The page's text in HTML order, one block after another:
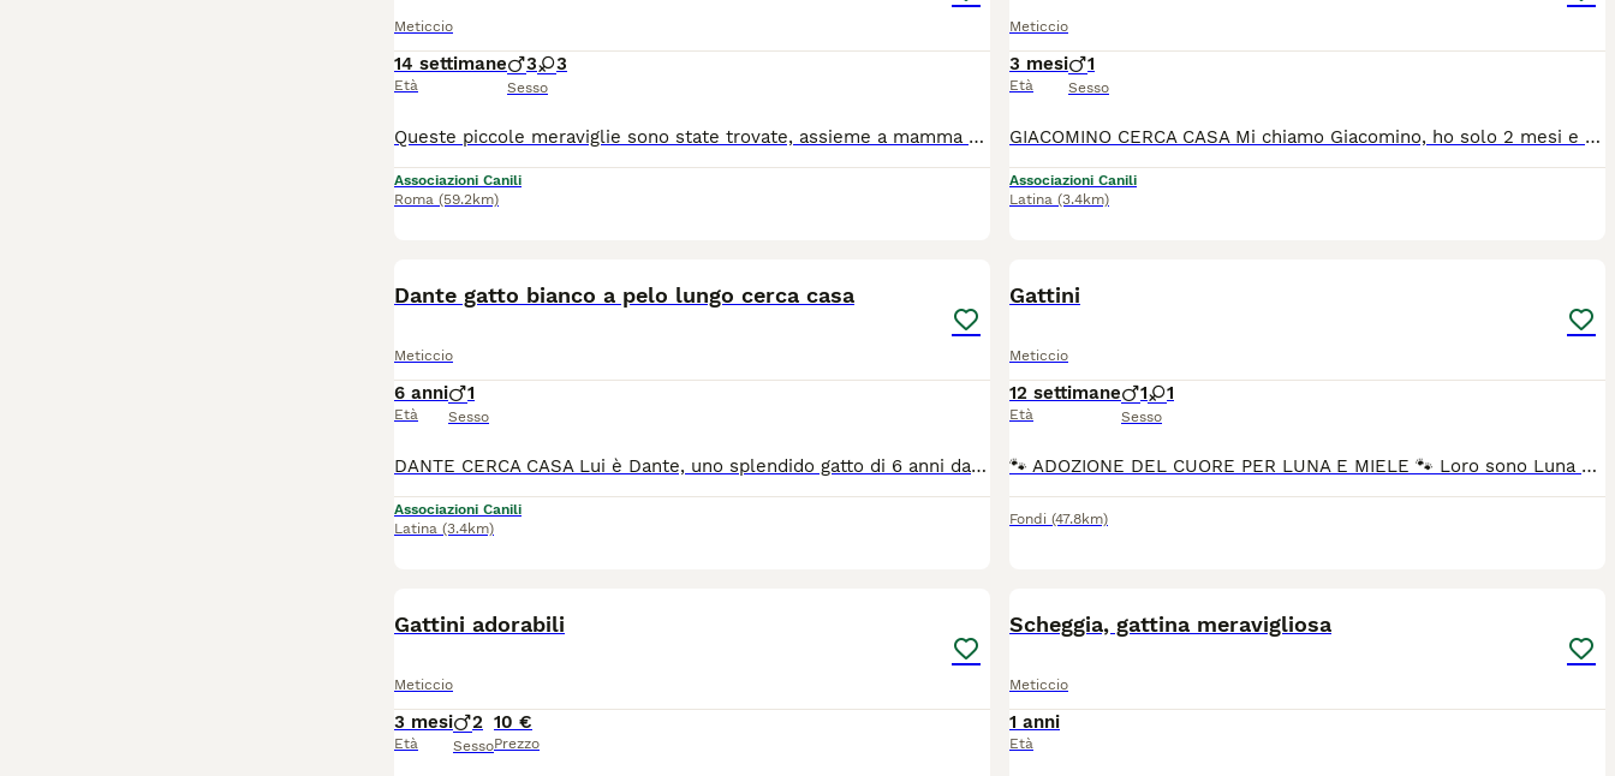
Meticcio
14 settimane
Età
3 3
Sesso
Queste piccole meraviglie sono state trovate, assieme a mamma gatta, nel giardino di un casolare. Sono bellissimi, ora hanno circa 45 giorni e sono pronti per una nuova vita. Cerchiamo persone amorevoli disposte ad adottarli ed a ricambiare il loro amore! Si trovano a Roma Nord. Obbligo sterilizzazione. Per informazioni contattare Lucia 335 5247361
Associazioni Canili
Roma (59.2km)
Meticcio
3 mesi
Età
1
Sesso
GIACOMINO CERCA CASA Mi chiamo Giacomino, ho solo 2 mesi e un carattere meraviglioso. Sono dolce, coccolone, giocherellone e adoro stare in compagnia. Le mie fusa sono sempre pronte per chi saprà conquistare il mio cuoricino. Cerco una famiglia che mi ami per sempre e una casa sicura dove crescere felice. Si trova a Latina (Lazio) Per tutte le informazioni che riguardano Giacomino e la sua adozione, potrai scriverci al 3518504528 Associazione oltre i confini di specie Odv
Associazioni Canili
Latina (3.4km)
Dante gatto bianco a pelo lungo cerca casa
Meticcio
6 anni
Età
1
Sesso
DANTE CERCA CASA Lui è Dante, uno splendido gatto di 6 anni dal meraviglioso pelo lungo e bianco. È un micio dolcissimo, affettuoso e buono con tutti. Ama le coccole, la compagnia e i momenti di tranquillità accanto alle persone che ama Dante sogna una famiglia che gli regali amore, attenzioni e una casa sicura dove essere finalmente felice per sempre. Si trova a Latina (Lazio) Se pensi di poter aprire il tuo cuore a questo magnifico gatto o vuoi maggiori informazioni, manda un messaggio al 3518504528 Associazione oltre i confini di specie Odv
Associazioni Canili
Latina (3.4km)
Gattini
Meticcio
12 settimane
Età
1 1
Sesso
🐾 ADOZIONE DEL CUORE PER LUNA E MIELE 🐾 Loro sono Luna e Miele, una dolcissima coppia di fratellino e sorellina che sta cercando una famiglia pronta ad amarli per sempre. ❤️ 🌙 Luna è la tenera micina bianca e nera, curiosa e dolce. 🍯 Miele è il fratellino color crema, un piccolo batuffolo affettuoso e coccolone. Sono ancora cuccioli e stanno scoprendo il mondo insieme. Sarebbe meraviglioso trovare una famiglia che possa accoglierli entrambi, ma se non riusciamo valuteremo anche adozioni separate purché siano sicure e responsabili. ✔️ Affidati solo dopo colloquio conoscitivo. ✔️ Obbligo di sterilizzazione in età idonea. ✔️ No vita in strada. Condividete il più possibile: aiutiamoli a trovare una casa e una famiglia che li ami come meritano. 🏡❤️ Si trovano a fondi ma per una buona adozione arriva anche al centro e saranno dati vaccinati e sverminati la prima settimana di luglio 📩 Per informazioni e adozione contattatemi al numero 328 8944069 per whatsapp
Fondi (47.8km)
Gattini adorabili
Meticcio
3 mesi
Età
2
Sesso
10 €
Prezzo
Scheggia, gattina meravigliosa
Meticcio
1 anni
Età